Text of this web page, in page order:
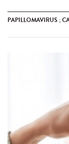
PAPILLOMAVIRUS ;